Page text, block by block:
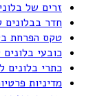
זרים של
חדר בבלונים
טקס הפרחת
כובעי
כתרי בלונים
מדיניות